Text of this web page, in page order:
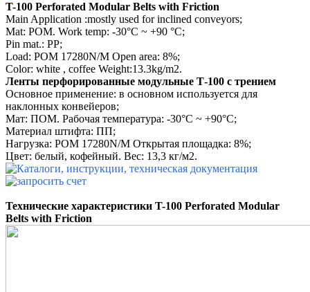
T-100 Perforated Modular Belts with Friction
Main Application :mostly used for inclined conveyors;
Mat: POM. Work temp: -30°C ~ +90 °C;
Pin mat.: PP;
Load: POM 17280N/M Open area: 8%;
Color: white , coffee Weight:13.3kg/m2.
Ленты перфорированные модульные Т-100 с трением
Основное применение: в основном используется для
наклонных конвейеров;
Мат: ПОМ. Рабочая температура: -30°C ~ +90°C;
Материал штифта: ПП;
Нагрузка: POM 17280N/M Открытая площадка: 8%;
Цвет: белый, кофейный. Вес: 13,3 кг/м2.
Технические характеристики T-100 Perforated Modular
Belts with Friction